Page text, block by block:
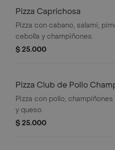
Pizza Caprichosa
Pizza con cabano, salami,
cebolla y champiñones.
$ 25.000
Pizza Club de Pollo
Pizza con pollo,
y queso.
$ 25.000